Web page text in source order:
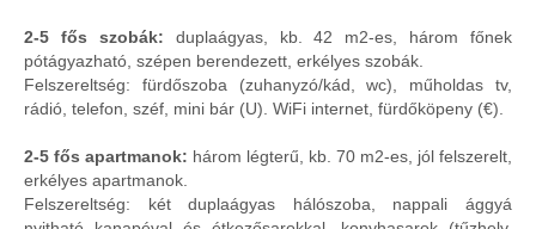
2-5 fős szobák: duplaágyas, kb. 42 m2-es, három főnek
pótágyazható, szépen berendezett, erkélyes szobák.
Felszereltség: fürdőszoba (zuhanyzó/kád, wc), műholdas tv,
rádió, telefon, széf, mini bár (U). WiFi internet, fürdőköpeny (€).
2-5 fős apartmanok: három légterű, kb. 70 m2-es, jól felszerelt,
erkélyes apartmanok.
Felszereltség: két duplaágyas hálószoba, nappali ággyá